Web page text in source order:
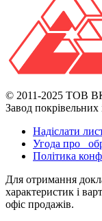
© 2011-2025 ТОВ
Завод покрівельних
Надіслати
Угода про
Політика
Для отримання
характеристик і
офіс продажів.